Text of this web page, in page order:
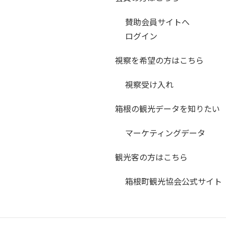
賛助会員サイトへ
ログイン
視察を希望の方はこちら
視察受け入れ
箱根の観光データを知りたい
マーケティングデータ
観光客の方はこちら
箱根町観光協会公式サイト